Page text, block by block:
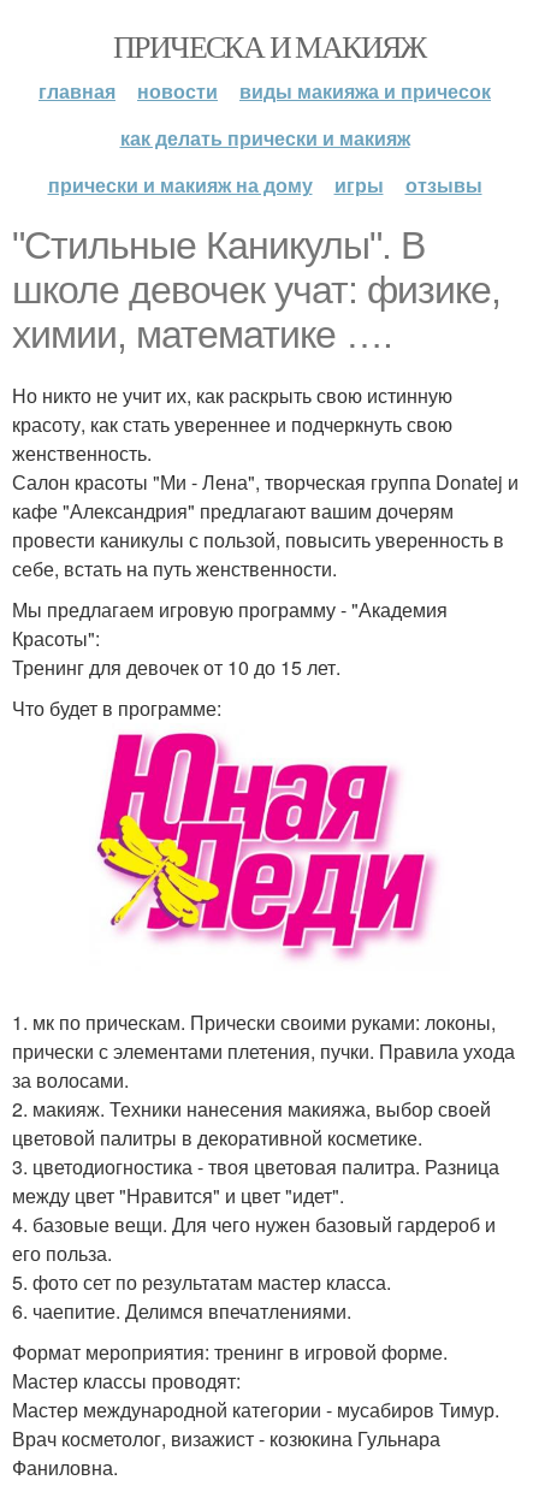
ПРИЧЕСКА И МАКИЯЖ
главная новости
виды макияжа и причесок
как делать прически и макияж
прически и макияж на дому
игры отзывы
"Стильные Каникулы". В
школе девочек учат: физике,
химии, математике ….
Но никто не учит их, как раскрыть свою истинную
красоту, как стать увереннее и подчеркнуть свою
женственность.
Салон красоты "Ми - Лена", творческая группа Donatej и
кафе "Александрия" предлагают вашим дочерям
провести каникулы с пользой, повысить уверенность в
себе, встать на путь женственности.
Мы предлагаем игровую программу - "Академия
Красоты":
Тренинг для девочек от 10 до 15 лет.
Что будет в программе:
1. мк по прическам. Прически своими руками: локоны,
прически с элементами плетения, пучки. Правила ухода
за волосами.
2. макияж. Техники нанесения макияжа, выбор своей
цветовой палитры в декоративной косметике.
3. цветодиогностика - твоя цветовая палитра. Разница
между цвет "Нравится" и цвет "идет".
4. базовые вещи. Для чего нужен базовый гардероб и
его польза.
5. фото сет по результатам мастер класса.
6. чаепитие. Делимся впечатлениями.
Формат мероприятия: тренинг в игровой форме.
Мастер классы проводят:
Мастер международной категории - мусабиров Тимур.
Врач косметолог, визажист - козюкина Гульнара
Фаниловна.